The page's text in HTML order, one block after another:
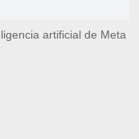
artificial de Meta